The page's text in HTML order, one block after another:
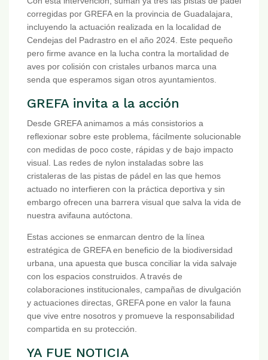
corregidas por GREFA en la provincia de Guadalajara,
incluyendo la actuación realizada en la localidad de
Cendejas del Padrastro en el año 2024. Este pequeño
pero firme avance en la lucha contra la mortalidad de
aves por colisión con cristales urbanos marca una
senda que esperamos sigan otros ayuntamientos.
GREFA invita a la acción
Desde GREFA animamos a más consistorios a
reflexionar sobre este problema, fácilmente solucionable
con medidas de poco coste, rápidas y de bajo impacto
visual. Las redes de nylon instaladas sobre las
cristaleras de las pistas de pádel en las que hemos
actuado no interfieren con la práctica deportiva y sin
embargo ofrecen una barrera visual que salva la vida de
nuestra avifauna autóctona.
Estas acciones se enmarcan dentro de la línea
estratégica de GREFA en beneficio de la biodiversidad
urbana, una apuesta que busca conciliar la vida salvaje
con los espacios construidos. A través de
colaboraciones institucionales, campañas de divulgación
y actuaciones directas, GREFA pone en valor la fauna
que vive entre nosotros y promueve la responsabilidad
compartida en su protección.
YA FUE NOTICIA